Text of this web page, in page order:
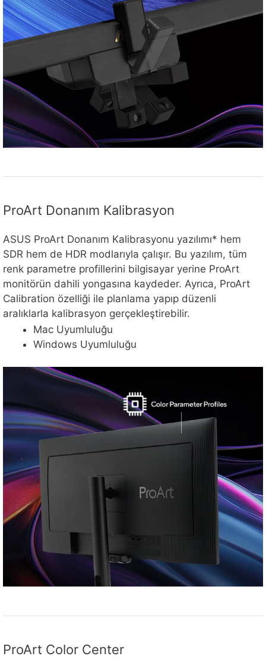
ProArt Donanım Kalibrasyon
ASUS ProArt Donanım Kalibrasyonu yazılımı* hem
SDR hem de HDR modlarıyla çalışır. Bu yazılım, tüm
renk parametre profillerini bilgisayar yerine ProArt
monitörün dahili yongasına kaydeder. Ayrıca, ProArt
Calibration özelliği ile planlama yapıp düzenli
aralıklarla kalibrasyon gerçekleştirebilir.
Mac Uyumluluğu
Windows Uyumluluğu
ProArt Color Center